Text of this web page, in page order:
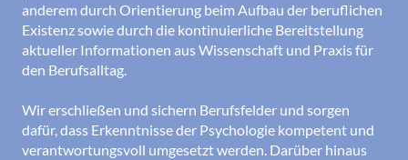
anderem durch Orientierung beim Aufbau der beruflichen
Existenz sowie durch die kontinuierliche Bereitstellung
aktueller Informationen aus Wissenschaft und Praxis für
den Berufsalltag.
Wir erschließen und sichern Berufsfelder und sorgen
dafür, dass Erkenntnisse der Psychologie kompetent und
verantwortungsvoll umgesetzt werden. Darüber hinaus